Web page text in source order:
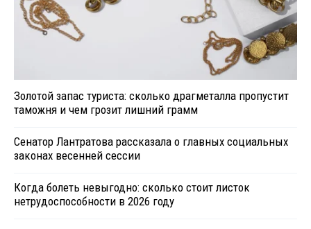
Золотой запас туриста: сколько драгметалла пропустит
таможня и чем грозит лишний грамм
Сенатор Лантратова рассказала о главных социальных
законах весенней сессии
Когда болеть невыгодно: сколько стоит листок
нетрудоспособности в 2026 году